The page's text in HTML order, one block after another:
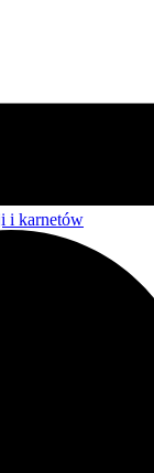
i karnetów